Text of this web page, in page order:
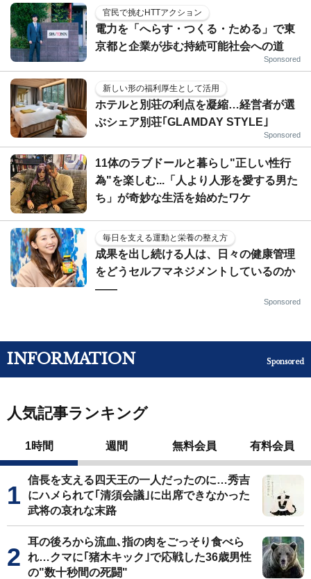
官民で挑むHTTアクション
電力を「へらす・つくる・ためる」で東
京都と企業が歩む持続可能社会への道
Sponsored
新しい形の福利厚生として活用
ホテルと別荘の利点を凝縮…経営者が選
ぶシェア別荘｢GLAMDAY STYLE｣
Sponsored
11体のラブドールと暮らし"正しい性行
為"を楽しむ...「人より人形を愛する男た
ち」が奇妙な生活を始めたワケ
毎日を支える運動と栄養の整え方
成果を出し続ける人は、日々の健康管理
をどうセルフマネジメントしているのか
——
Sponsored
INFORMATION Sponsored
人気記事ランキング
1時間 週間 無料会員 有料会員
信長を支える四天王の一人だったのに…秀吉
にハメられて｢清須会議｣に出席できなかった
武将の哀れな末路
耳の後ろから流血､指の肉をごっそり食べら
れ…クマに｢猪木キック｣で応戦した36歳男性
の"数十秒間の死闘"